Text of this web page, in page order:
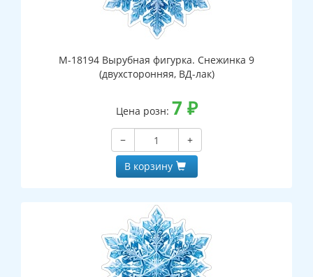
М-18194 Вырубная фигурка. Снежинка 9
(двухсторонняя, ВД-лак)
Цена розн: 7 ₽
−
+
В корзину